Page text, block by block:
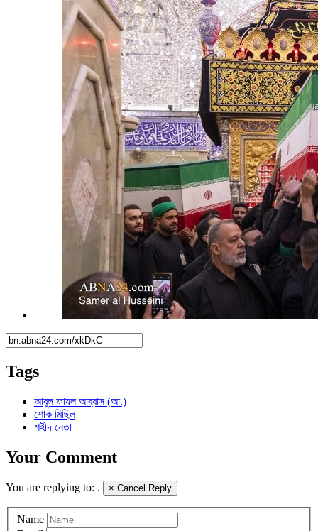
Tags
আবুল ফাযল আব্বাস (আ.)
শোক মিছিল
শহীদ নেতা
Your Comment
You are replying to: . × Cancel Reply
Name